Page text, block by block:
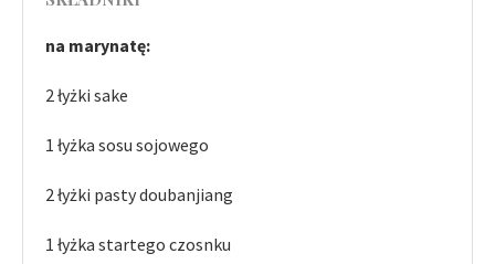
na marynatę:
2 łyżki sake
1 łyżka sosu sojowego
2 łyżki pasty doubanjiang
1 łyżka startego czosnku